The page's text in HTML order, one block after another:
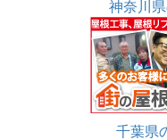
神奈川
千葉県